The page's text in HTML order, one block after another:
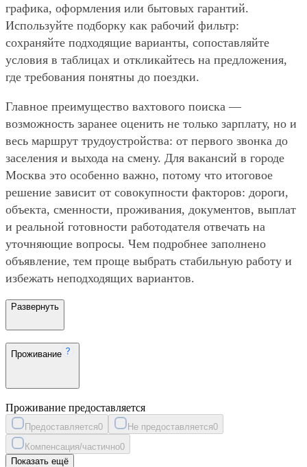
графика, оформления или бытовых гарантий.
Используйте подборку как рабочий фильтр:
сохраняйте подходящие варианты, сопоставляйте
условия в таблицах и откликайтесь на предложения,
где требования понятны до поездки.
Главное преимущество вахтового поиска —
возможность заранее оценить не только зарплату, но и
весь маршрут трудоустройства: от первого звонка до
заселения и выхода на смену. Для вакансий в городе
Москва это особенно важно, потому что итоговое
решение зависит от совокупности факторов: дороги,
объекта, сменности, проживания, документов, выплат
и реальной готовности работодателя отвечать на
уточняющие вопросы. Чем подробнее заполнено
объявление, тем проще выбрать стабильную работу и
избежать неподходящих вариантов.
Развернуть
Проживание
Проживание предоставляется
Предоставляется0 Не предоставляется0
Компенсация/частично0
Показать ещё